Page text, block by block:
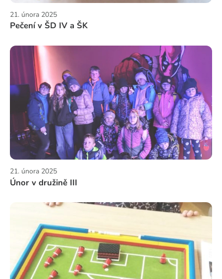
21. února 2025
Pečení v ŠD IV a ŠK
21. února 2025
Únor v družině III